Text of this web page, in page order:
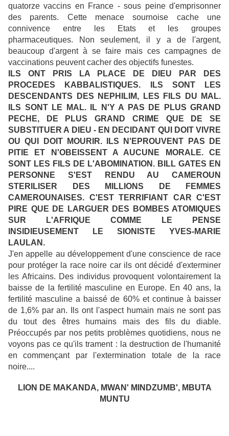
quatorze vaccins en France - sous peine d'emprisonner
des parents. Cette menace sournoise cache une
connivence entre les Etats et les groupes
pharmaceutiques. Non seulement, il y a de l'argent,
beaucoup d'argent à se faire mais ces campagnes de
vaccinations peuvent cacher des objectifs funestes.
ILS ONT PRIS LA PLACE DE DIEU PAR DES
PROCEDES KABBALISTIQUES. ILS SONT LES
DESCENDANTS DES NEPHILIM, LES FILS DU MAL.
ILS SONT LE MAL. IL N'Y A PAS DE PLUS GRAND
PECHE, DE PLUS GRAND CRIME QUE DE SE
SUBSTITUER A DIEU - EN DECIDANT QUI DOIT VIVRE
OU QUI DOIT MOURIR.
ILS N'EPROUVENT PAS DE
PITIE ET N'OBEISSENT A AUCUNE MORALE. CE
SONT LES FILS DE L'ABOMINATION. BILL GATES EN
PERSONNE S'EST RENDU AU CAMEROUN
STERILISER DES MILLIONS DE FEMMES
CAMEROUNAISES. C'EST TERRIFIANT CAR C'EST
PIRE QUE DE LARGUER DES BOMBES ATOMIQUES
SUR L'AFRIQUE COMME LE PENSE
INSIDIEUSEMENT LE SIONISTE YVES-MARIE
LAULAN.
J'en appelle au développement d'une conscience de race
pour protéger la race noire car ils ont décidé d'exterminer
les Africains. Des individus provoquent volontairement la
baisse de la fertilité masculine en Europe. En 40 ans, la
fertilité masculine a baissé de 60% et continue à baisser
de 1,6% par an. Ils ont l'aspect humain mais ne sont pas
du tout des êtres humains mais des fils du diable.
Préoccupés par nos petits problèmes quotidiens, nous ne
voyons pas ce qu'ils trament : la destruction de l'humanité
en commençant par l'extermination totale de la race
noire....
LION DE MAKANDA, MWAN' MINDZUMB', MBUTA
MUNTU